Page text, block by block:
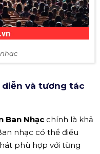
và tương tác
Ban Nhạc chính là khả
nhạc có thể điều
phù hợp với từng